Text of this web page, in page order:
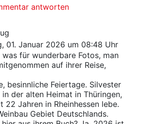
antworten
01. Januar 2026 um 08:48 Uhr
was für wunderbare Fotos, man
auf ihrer Reise,
besinnliche Feiertage. Silvester
der alten Heimat in Thüringen,
22 Jahren in Rheinhessen lebe.
Gebiet Deutschlands.